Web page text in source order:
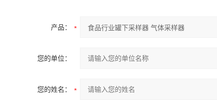
产品：
您的单位：
您的姓名：